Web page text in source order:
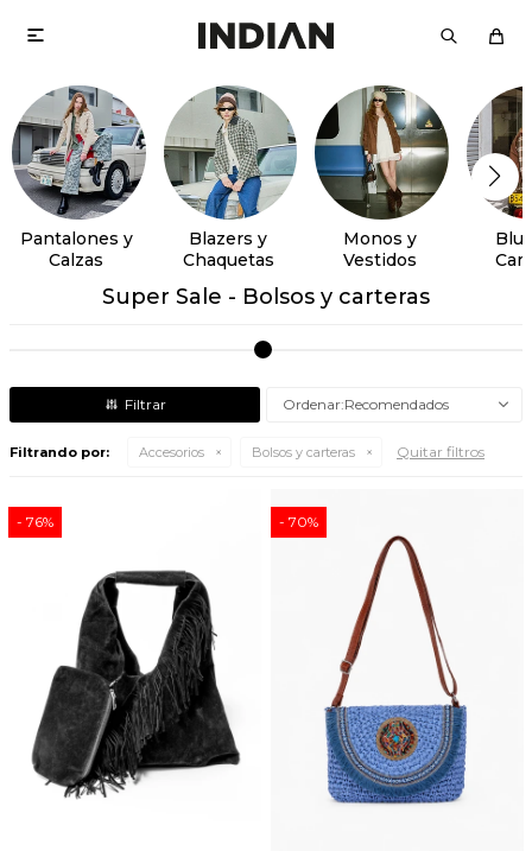

Pantalones y
Calzas
Blazers y
Chaquetas
Monos y
Vestidos
Super Sale - Bolsos y carteras
Recomendados
Filtrando por: Accesorios Bolsos y carteras Quitar filtros
76 70